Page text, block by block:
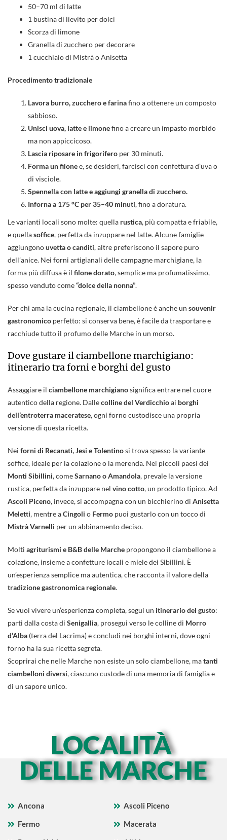
50–70 ml di latte
1 bustina di lievito per dolci
Scorza di limone
Granella di zucchero per decorare
1 cucchiaio di Mistrà o Anisetta
Procedimento tradizionale
Lavora burro, zucchero e farinafino a ottenere un composto
sabbioso.
Unisci uova, latte e limonefino a creare un impasto morbido
ma non appiccicoso.
Lascia riposare in frigorifero per 30 minuti.
Forma un filonee, se desideri, farcisci con confettura d’uva o
di visciole.
Spennella con latte e aggiungi granella di zucchero.
Inforna a 175 °C per 35–40 minuti, fino a doratura.
Le varianti locali sono molte: quella rustica, più compatta e friabile,
e quellasoffice, perfetta da inzuppare nel latte. Alcune famiglie
aggiungonouvetta o canditi, altre preferiscono il sapore puro
dell’anice. Nei forni artigianali delle campagne marchigiane, la
forma più diffusa è il filone dorato, semplice ma profumatissimo,
spesso venduto come“dolce della nonna”.
Per chi ama la cucina regionale, il ciambellone è anche un souvenir
gastronomico perfetto: si conserva bene, è facile da trasportare e
racchiude tutto il profumo delle Marche in un morso.
Dove gustare il ciambellone marchigiano:
itinerario tra forni e borghi del gusto
Assaggiare il ciambellone marchigianosignifica entrare nel cuore
autentico della regione. Dallecolline del Verdicchioai borghi
dell’entroterra maceratese, ogni forno custodisce una propria
versione di questa ricetta.
Nei forni di Recanati, Jesi e Tolentinosi trova spesso la variante
soffice, ideale per la colazione o la merenda. Nei piccoli paesi dei
Monti Sibillini, comeSarnano o Amandola, prevale la versione
rustica, perfetta da inzuppare nel vino cotto, un prodotto tipico. Ad
Ascoli Piceno, invece, si accompagna con un bicchierino di Anisetta
Meletti, mentre aCingoli o Fermo puoi gustarlo con un tocco di
Mistrà Varnelli per un abbinamento deciso.
Molti agriturismi e B&B delle Marche propongono il ciambellone a
colazione, insieme a confetture locali e miele dei Sibillini. È
un’esperienza semplice ma autentica, che racconta il valore della
tradizione gastronomica regionale.
Se vuoi vivere un’esperienza completa, segui un itinerario del gusto:
parti dalla costa di Senigallia, prosegui verso le colline di Morro
d’Alba (terra del Lacrima) e concludi nei borghi interni, dove ogni
forno ha la sua ricetta segreta.
Scoprirai che nelle Marche non esiste un solo ciambellone, matanti
ciambelloni diversi, ciascuno custode di una memoria di famiglia e
di un sapore unico.
LOCALITÀ
DELLE MARCHE
Ancona
Ascoli Piceno
Fermo
Macerata